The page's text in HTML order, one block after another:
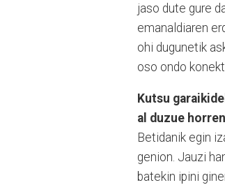
jaso dute gure
emanaldiaren
ohi dugunetik
oso ondo
Kutsu
al duzue
Betidanik egin
genion. Jauzi
batekin ipini